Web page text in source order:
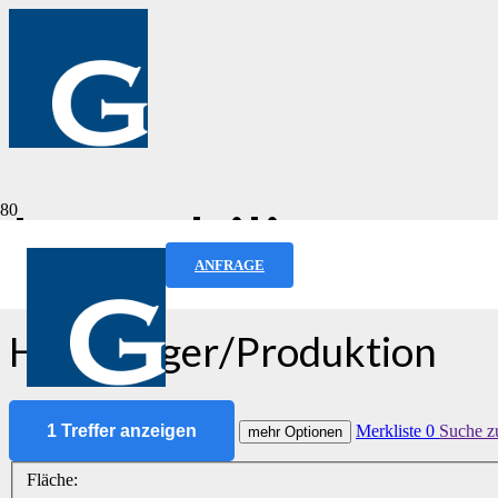
ANFRAGE
Halle/Lager/Produktion
1 Treffer anzeigen mehr Optionen Merkliste 0 Suche
Fläche: